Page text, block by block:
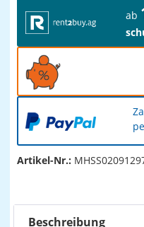
ab
Artikel-Nr.:
Beschreibung